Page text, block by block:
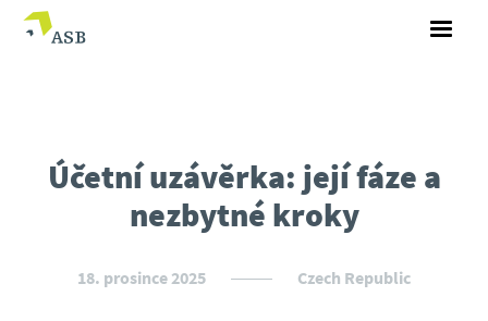
Účetní uzávěrka: její fáze a
nezbytné kroky
18. prosince 2025 Czech Republic